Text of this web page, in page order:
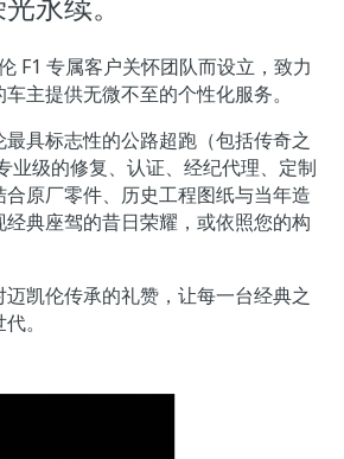
F1 专属客户关怀团队而设立，致力
主提供无微不至的个性化服务。
具标志性的公路超跑（包括传奇之
业级的修复、认证、经纪代理、定制
原厂零件、历史工程图纸与当年造
典座驾的昔日荣耀，或依照您的构
凯伦传承的礼赞，让每一台经典之
。